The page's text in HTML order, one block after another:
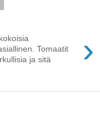
›
Tomaatit
ja sitä